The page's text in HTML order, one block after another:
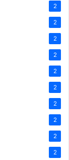
2
2
2
2
2
2
2
2
2
2